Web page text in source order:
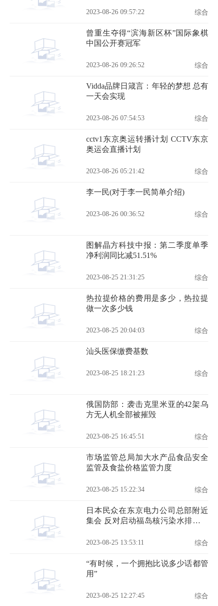
2023-08-26 09:57:22 综合
曾重生夺得“滨海新区杯”国际象棋
中国公开赛冠军
2023-08-26 09:26:52 综合
Vidda品牌日箴言：年轻的梦想 总有
一天会实现
2023-08-26 07:54:53 综合
cctv1东京奥运转播计划 CCTV东京
奥运会直播计划
2023-08-26 05:21:42 综合
李一民(对于李一民简单介绍)
2023-08-26 00:36:52 综合
图解晶方科技中报：第二季度单季
净利润同比减51.51%
2023-08-25 21:31:25 综合
热拉提价格的费用是多少，热拉提
做一次多少钱
2023-08-25 20:04:03 综合
汕头医保缴费基数
2023-08-25 18:21:23 综合
俄国防部：袭击克里米亚的42架乌
方无人机全部被摧毁
2023-08-25 16:45:51 综合
市场监管总局加大水产品食品安全
监管及食盐价格监管力度
2023-08-25 15:22:34 综合
日本民众在东京电力公司总部附近
集会 反对启动福岛核污染水排海作
2023-08-25 13:53:11 综合
“有时候，一个拥抱比说多少话都管
用”
2023-08-25 12:27:45 综合